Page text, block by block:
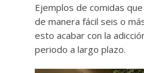
Ejemplos de comidas
de manera fácil seis o
esto acabar con la
periodo a largo plazo.